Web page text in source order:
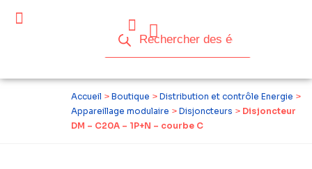
Accueil > Boutique > Distribution et contrôle Energie >
Appareillage modulaire > Disjoncteurs > Disjoncteur
DM – C20A – 1P+N – courbe C